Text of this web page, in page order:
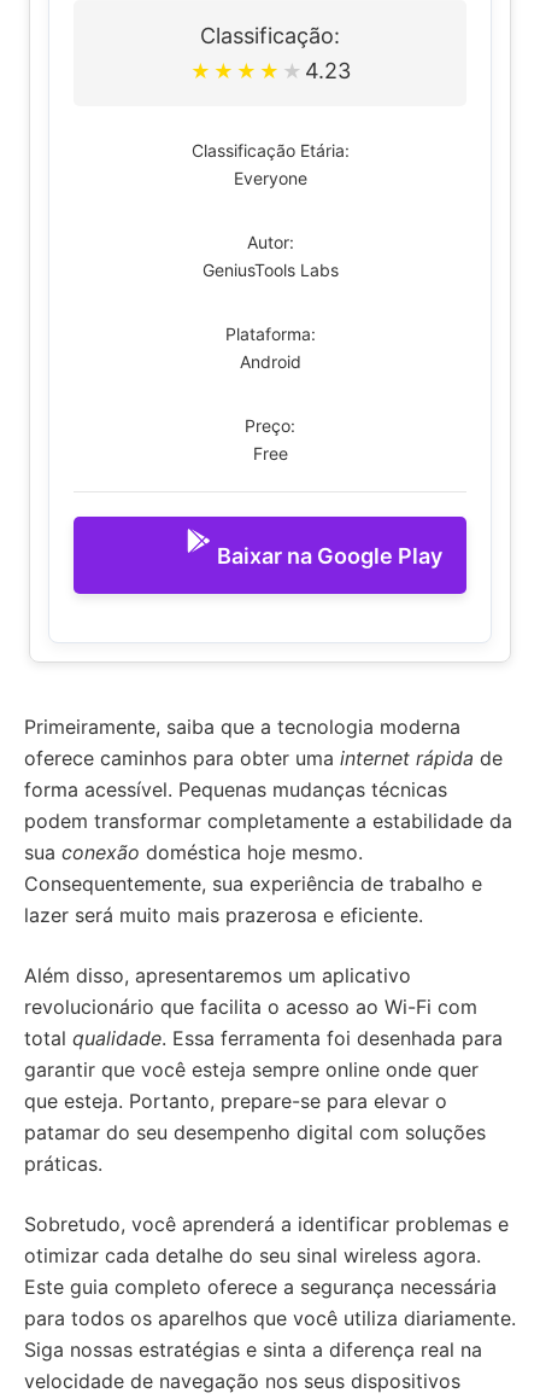
Classificação:
★ ★ ★ ★ ★ 4.23
Classificação Etária:
Everyone
Autor:
GeniusTools Labs
Plataforma:
Android
Preço:
Free
Baixar na Google Play
Primeiramente, saiba que a tecnologia moderna
oferece caminhos para obter uma internet rápida de
forma acessível. Pequenas mudanças técnicas
podem transformar completamente a estabilidade da
sua conexão doméstica hoje mesmo.
Consequentemente, sua experiência de trabalho e
lazer será muito mais prazerosa e eficiente.
Além disso, apresentaremos um aplicativo
revolucionário que facilita o acesso ao Wi-Fi com
total qualidade. Essa ferramenta foi desenhada para
garantir que você esteja sempre online onde quer
que esteja. Portanto, prepare-se para elevar o
patamar do seu desempenho digital com soluções
práticas.
Sobretudo, você aprenderá a identificar problemas e
otimizar cada detalhe do seu sinal wireless agora.
Este guia completo oferece a segurança necessária
para todos os aparelhos que você utiliza diariamente.
Siga nossas estratégias e sinta a diferença real na
velocidade de navegação nos seus dispositivos